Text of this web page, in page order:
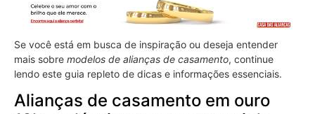
Se você está em busca de inspiração ou deseja entender
mais sobre modelos de alianças de casamento, continue
lendo este guia repleto de dicas e informações essenciais.
Alianças de casamento em ouro